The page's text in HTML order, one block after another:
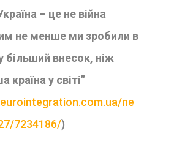
– це не війна
не менше ми зробили в
більший внесок, ніж
країна у світі”
ne
7234186/)